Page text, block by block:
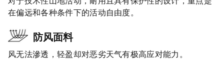
在偏远和各种条件下的活动自由度。
防风面料
风无法滲透，轻盈却对恶劣天气有极高应对能力。